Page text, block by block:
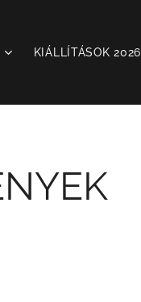
KIÁLLÍTÁSOK 2026